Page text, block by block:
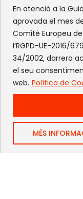
En atenció a la
aprovada el mes
Comitè Europeu
l’RGPD-UE-2016/
34/2002, darrera
el seu
web. Política de
MÉS
Avís Legal|